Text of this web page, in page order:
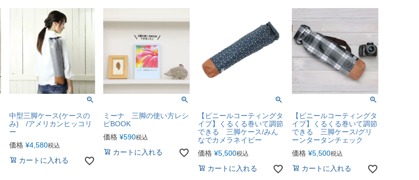
中型三脚ケース(ケースの
み) /アメリカンヒッコリ
ー
価格 ¥4,580税込
カートに入れる
ミーナ 三脚の使い方レシ
ピBOOK
価格 ¥590税込
カートに入れる
【ビニールコーティングタ
イプ】くるくる巻いて調節
できる 三脚ケース/みん
なでカメラネイビー
価格 ¥5,500税込
カートに入れる
【ビニールコーティングタ
イプ】くるくる巻いて調節
できる 三脚ケース/グリ
ーンタータンチェック
価格 ¥5,500税込
カートに入れる